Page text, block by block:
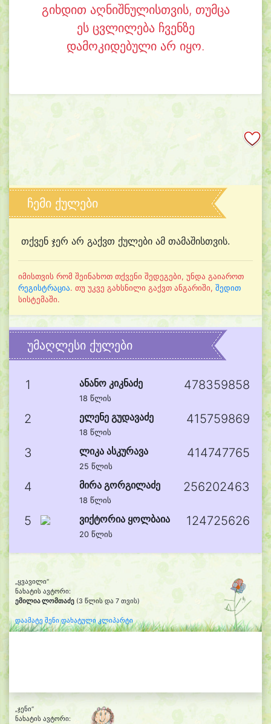
გიხდით აღნიშნულისთვის, თუმცა
ეს ცვლილება ჩვენზე
დამოკიდებული არ იყო.
ჩემი ქულები
თქვენ ჯერ არ გაქვთ ქულები ამ თამაშისთვის.
იმისთვის რომ შეინახოთ თქვენი შედეგები, უნდა გაიაროთ
რეგისტრაცია. თუ უკვე გახსნილი გაქვთ ანგარიში, შედით
სისტემაში.
უმაღლესი ქულები
1 ანანო კიკნაძე
18 წლის
478359858
2 ელენე გუდავაძე
18 წლის
415759869
3 ლიკა ასკურავა
25 წლის
414747765
4 მირა გორგილაძე
18 წლის
256202463
5 ვიქტორია ყოლბაია
20 წლის
124725626
„ყვავილი“
ნახატის ავტორი:
ემილია ლომთაძე (3 წლის და 7 თვის)
დაამატე შენი დახატული კლიპარტი
„ჯენი“
ნახატის ავტორი: